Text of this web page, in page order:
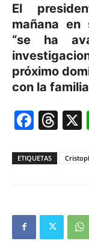
El
mañana en
“se ha
próximo
con la
ETIQUETAS